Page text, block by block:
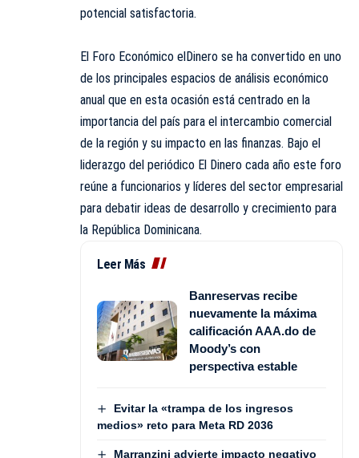
potencial satisfactoria.
El Foro Económico elDinero se ha convertido en uno
de los principales espacios de análisis económico
anual que en esta ocasión está centrado en la
importancia del país para el intercambio comercial
de la región y su impacto en las finanzas. Bajo el
liderazgo del periódico El Dinero cada año este foro
reúne a funcionarios y líderes del sector empresarial
para debatir ideas de desarrollo y crecimiento para
la República Dominicana.
Leer Más
Banreservas recibe
nuevamente la máxima
calificación AAA.do de
Moody’s con
perspectiva estable
Evitar la «trampa de los ingresos
medios» reto para Meta RD 2036
Marranzini advierte impacto negativo